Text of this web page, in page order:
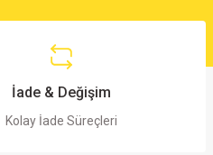
İade & Değişim
Kolay İade Süreçleri